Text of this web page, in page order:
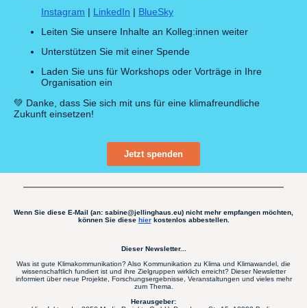
Instagram | LinkedIn | BlueSky
Leiten Sie unsere Inhalte an Kolleg:innen weiter
Unterstützen Sie mit einer Spende
Laden Sie uns für Workshops oder Vorträge in Ihre
Organisation ein
💚 Danke, dass Sie sich mit uns für eine klimafreundliche
Zukunft einsetzen!
Jetzt spenden
Wenn Sie diese E-Mail (an: sabine@jellinghaus.eu) nicht mehr empfangen möchten,
können Sie diese hierkostenlos abbestellen.
Dieser Newsletter...
Was ist gute Klimakommunikation? Also Kommunikation zu Klima und Klimawandel, die
wissenschaftlich fundiert ist und ihre Zielgruppen wirklich erreicht? Dieser Newsletter
informiert über neue Projekte, Forschungsergebnisse, Veranstaltungen und vieles mehr
zum Thema.
Herausgeber: